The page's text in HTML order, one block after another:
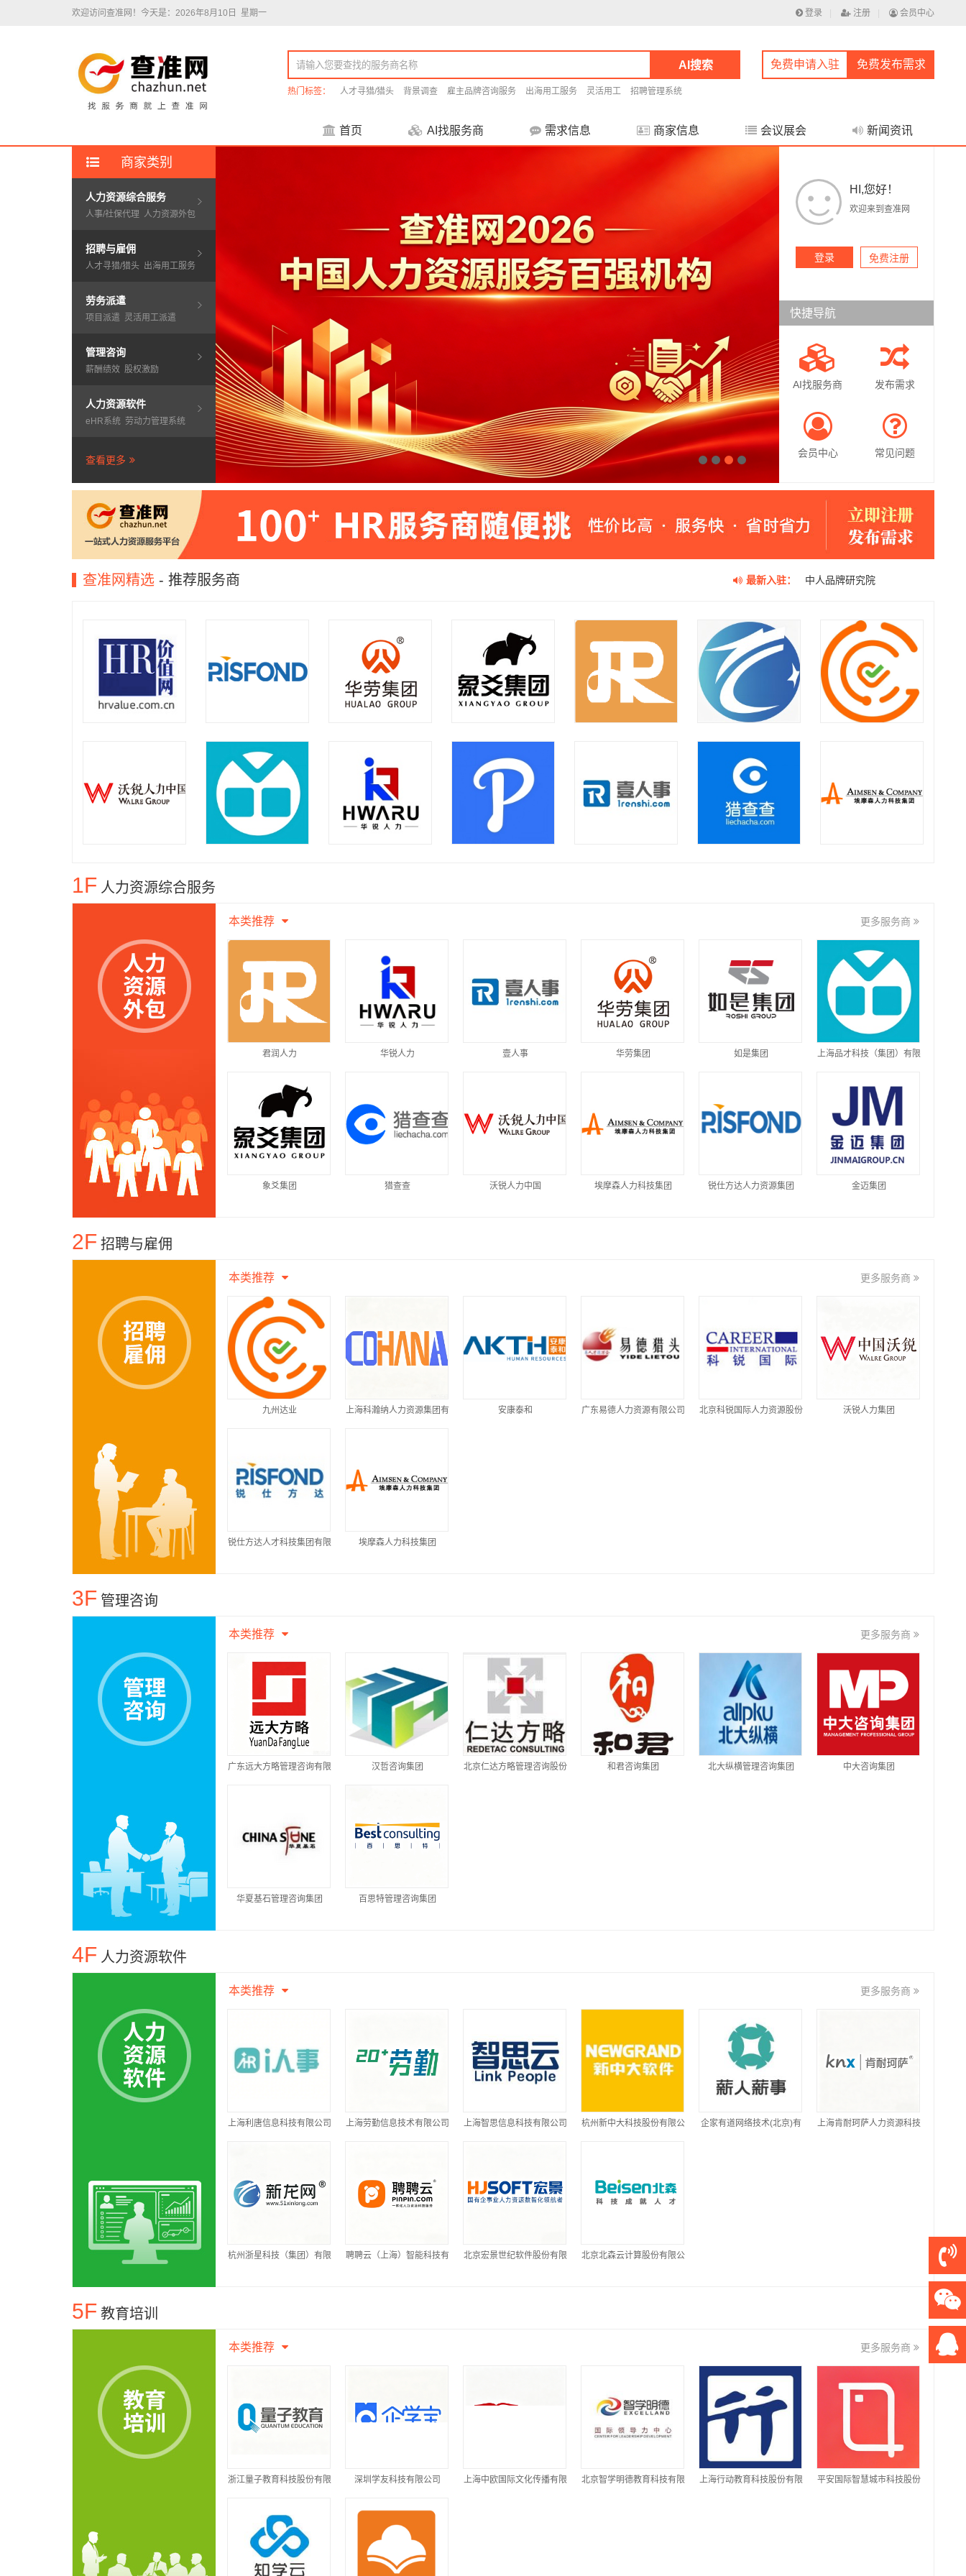
欢迎访问查准网！ 今天是：2026年8月10日 星期一 登录 注册 会员中心
AI搜索
热门标签： 人才寻猎/猎头 背景调查 雇主品牌咨询服务 出海用工服务 灵活用工 招聘管理系统
免费申请入驻 免费发布需求
首页 AI找服务商 需求信息 商家信息 会议展会 新闻资讯
商家类别
人力资源综合服务
人事/社保代理 人力资源外包
招聘与雇佣
人才寻猎/猎头 出海用工服务
劳务派遣
项目派遣 灵活用工派遣
管理咨询
薪酬绩效 股权激励
人力资源软件
eHR系统 劳动力管理系统
查看更多 3 4
HI,您好！
欢迎来到查准网
登录 免费注册
快捷导航
AI找服务商 发布需求
会员中心 常见问题
查准网精选 - 推荐服务商 最新入驻： 中人品牌研究院
华劳集团
如是集团
有限公司
九州达业
1F 人力资源综合服务
本类推荐 更多服务商
君润人力 华锐人力 壹人事 华劳集团 如是集团 上海品才科技（集团）有限
象爻集团 猎查查 沃锐人力中国 埃摩森人力科技集团 锐仕方达人力资源集团 金迈集团
2F 招聘与雇佣
本类推荐 更多服务商
九州达业 上海科瀚纳人力资源集团有 安康泰和 广东易德人力资源有限公司 北京科锐国际人力资源股份 沃锐人力集团
锐仕方达人才科技集团有限 埃摩森人力科技集团
3F 管理咨询
本类推荐 更多服务商
广东远大方略管理咨询有限 汉哲咨询集团 北京仁达方略管理咨询股份 和君咨询集团 北大纵横管理咨询集团 中大咨询集团
华夏基石管理咨询集团 百思特管理咨询集团
4F 人力资源软件
本类推荐 更多服务商
上海利唐信息科技有限公司 上海劳勤信息技术有限公司 上海智思信息科技有限公司 杭州新中大科技股份有限公 企家有道网络技术(北京)有 上海肯耐珂萨人力资源科技
杭州浙星科技（集团）有限 聘聘云（上海）智能科技有 北京宏景世纪软件股份有限 北京北森云计算股份有限公
5F 教育培训
本类推荐 更多服务商
浙江量子教育科技股份有限 深圳学友科技有限公司 上海中欧国际文化传播有限 北京智学明德教育科技有限 上海行动教育科技股份有限 平安国际智慧城市科技股份